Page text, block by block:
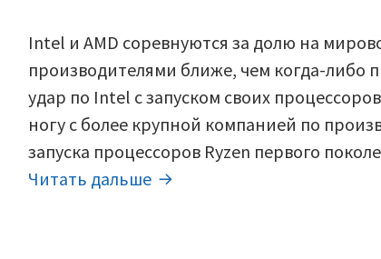
Что
лучше
выбрать
Intel
или
Intel и AMD соревнуются за долю на
производителями ближе, чем когда-либо
удар по Intel с запуском своих
ногу с более крупной компанией по
запуска процессоров Ryzen первого
Читать дальше Что